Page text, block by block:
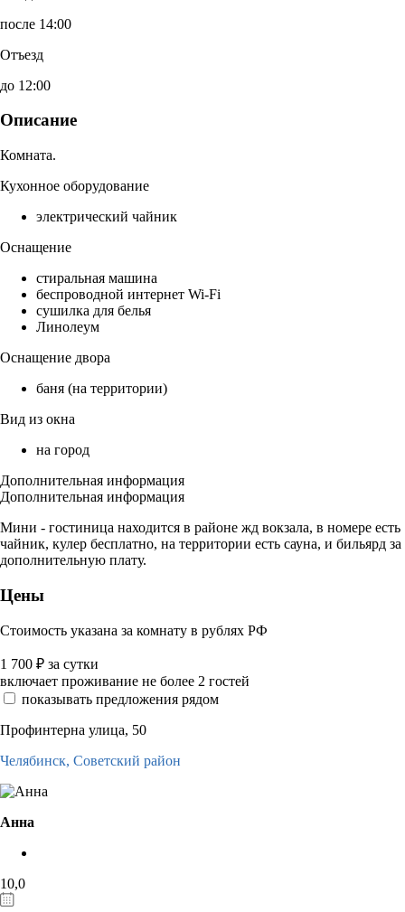
после 14:00
Отъезд
до 12:00
Описание
Комната.
Кухонное оборудование
электрический чайник
Оснащение
стиральная машина
беспроводной интернет Wi-Fi
сушилка для белья
Линолеум
Оснащение двора
баня (на территории)
Вид из окна
на город
Дополнительная информация
Дополнительная информация
Мини - гостиница находится в районе жд вокзала, в номере есть
чайник, кулер бесплатно, на территории есть сауна, и бильярд за
дополнительную плату.
Цены
Стоимость указана за комнату в рублях РФ
1 700 ₽ за сутки
включает проживание не более 2 гостей
показывать предложения рядом
Профинтерна улица, 50
Челябинск, Советский район
Анна
10,0